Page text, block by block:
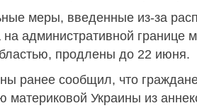
меры, введенные из-за
на административной
продлены до 22 июня.
ранее сообщил, что
материковой Украины из